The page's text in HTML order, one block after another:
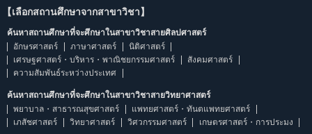
【เลือกสถานศึกษาจากสาขาวิชา】
ค้นหาสถานศึกษาที่จะศึกษาในสาขาวิชาสายศิลปศาสตร์
อักษรศาสตร์
ภาษาศาสตร์
นิติศาสตร์
เศรษฐศาสตร์・บริหาร・พาณิชยกรรมศาสตร์
สังคมศาสตร์
ความสัมพันธ์ระหว่างประเทศ
ค้นหาสถานศึกษาที่จะศึกษาในสาขาวิชาสายวิทยาศาสตร์
พยาบาล・สาธารณสุขศาสตร์
แพทยศาสตร์・ทันตแพทยศาสตร์
เภสัชศาสตร์
วิทยาศาสตร์ วิศวกรรมศาสตร์ เกษตรศาสตร์・การประมง